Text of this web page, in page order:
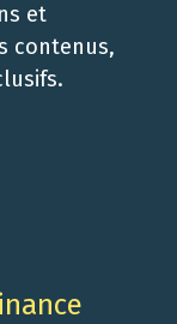
et
contenus,